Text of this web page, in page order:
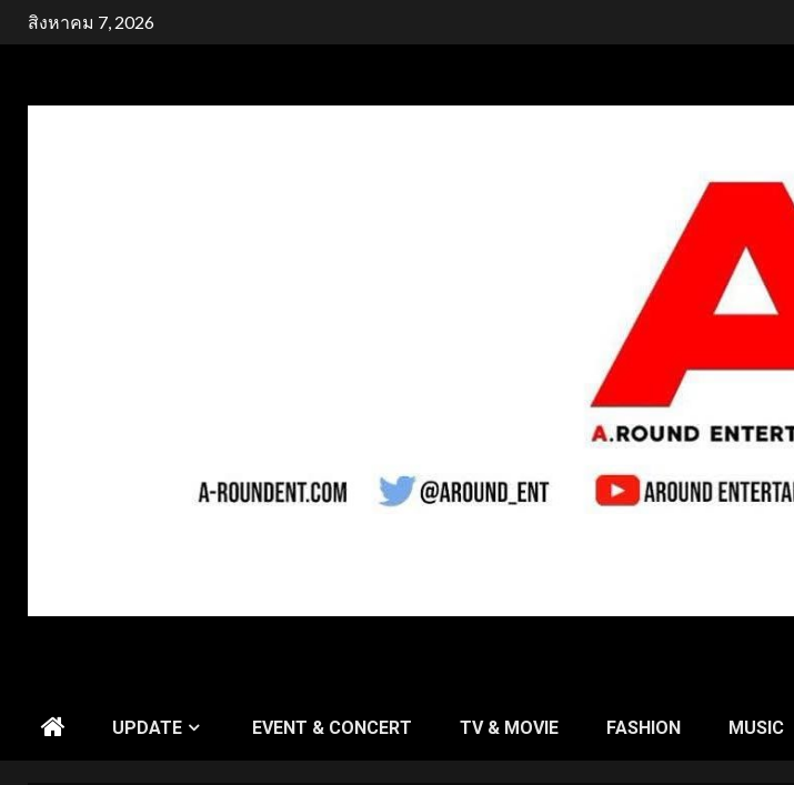
Skipสิงหาคม 7, 2026
UPDATE EVENT & CONCERT TV & MOVIE FASHION MUSIC